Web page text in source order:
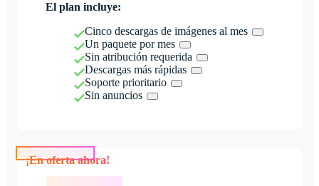
El plan incluye:
Cinco descargas de imágenes al mes
Un paquete por mes
Sin atribución requerida
Descargas más rápidas
Soporte prioritario
Sin anuncios